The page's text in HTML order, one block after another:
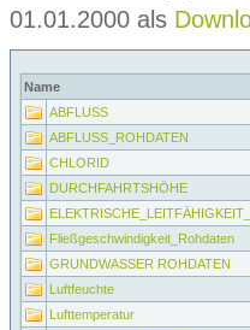
01.01.2000 als
Name
ABFLUSS
ABFLUSS_ROHDATEN
CHLORID
DURCHFAHRTSHÖHE
Fließgeschwindigkeit_Rohdaten
GRUNDWASSER ROHDATEN
Luftfeuchte
Lufttemperatur